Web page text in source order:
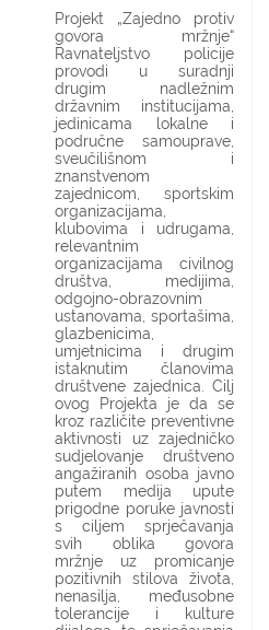
Projekt „Zajedno protiv
govora mržnje“
Ravnateljstvo policije
provodi u suradnji
drugim nadležnim
državnim institucijama,
jedinicama lokalne i
područne samouprave,
sveučilišnom i
znanstvenom
zajednicom, sportskim
organizacijama,
klubovima i udrugama,
relevantnim
organizacijama civilnog
društva, medijima,
odgojno-obrazovnim
ustanovama, sportašima,
glazbenicima,
umjetnicima i drugim
istaknutim članovima
društvene zajednica. Cilj
ovog Projekta je da se
kroz različite preventivne
aktivnosti uz zajedničko
sudjelovanje društveno
angažiranih osoba javno
putem medija upute
prigodne poruke javnosti
s ciljem sprječavanja
svih oblika govora
mržnje uz promicanje
pozitivnih stilova života,
nenasilja, međusobne
tolerancije i kulture